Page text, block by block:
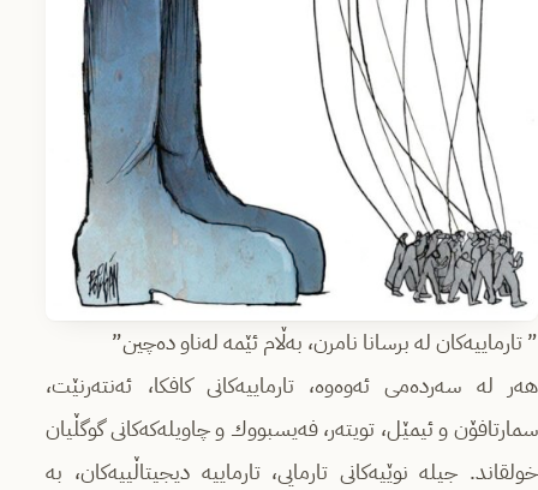
” تارماییه‌كان له‌ برسانا نامرن، به‌ڵام ئێمه‌ له‌ناو ده‌چین”
هه‌ر له‌ سه‌رده‌می ئه‌وه‌وه‌، تارماییه‌كانی كافكا، ئه‌نته‌رنێت،
سمارتافۆن و ئیمێل، تویته‌ر، فه‌یسبووك و چاویله‌كه‌كانی گوگڵیان
خولقاند. جیله‌ نوێیه‌كانی تارمایی، تارماییه‌ دیجیتاڵییه‌كان، به‌